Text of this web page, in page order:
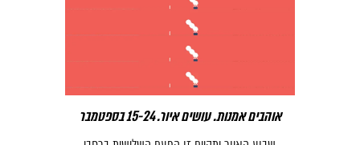
אוהבים אמנות. עושים איור. 15-24 בספטמבר